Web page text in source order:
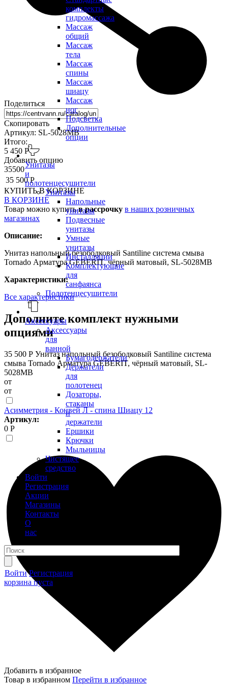
комплекты
гидромассажа
Массаж
общий
Массаж
тела
Массаж
спины
Массаж
шиацу
Массаж
ног
Подсветка
Дополнительные
опции
Унитазы
и
полотенцесушители
Унитазы
Напольные
унитазы
Подвесные
унитазы
Умные
унитазы
Инсталляции
Комплектующие
для
санфаянса
Полотенцесушители
Аксессуары
Аксессуары
для
ванной
Бумагодержатели
Держатели
для
полотенец
Дозаторы,
стаканы
и
держатели
Ершики
Крючки
Мыльницы
Чистящее
средство
Войти
Регистрация
Акции
Магазины
Контакты
О
нас
Войти Регистрация
корзина пуста
Поделиться
Скопировать
Артикул: SL-5028MB
Итого:
5 450 Р
Добавить опцию
35500
35 500 Р
КУПИТЬ В КОРЗИНЕ
В КОРЗИНЕ
Товар можно купитьв рассрочку в наших розничных
магазинах
Описание:
Унитаз напольный безободковый Santiline система смыва
Tornado Арматура GEBERIT, чёрный матовый, SL-5028MB
Характеристики:
Все характеристики
Дополните комплект нужными
опциями
35 500 Р Унитаз напольный безободковый Santiline система
смыва Tornado Арматура GEBERIT, чёрный матовый, SL-
5028MB
от
от
Асимметрия - Конвей Л - спина Шиацу 12
Артикул:
0 Р
Добавить в избранное
Товар в избранном Перейти в избранное